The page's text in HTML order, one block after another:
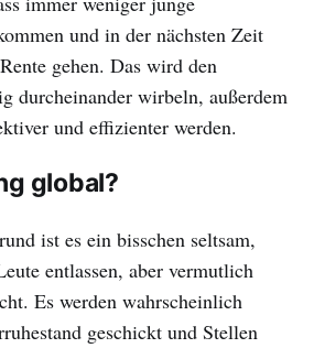
und in der nächsten Zeit
gehen. Das wird den
durcheinander wirbeln, außerdem
und effizienter werden.
global?
ist es ein bisschen seltsam,
entlassen, aber vermutlich
Es werden wahrscheinlich
geschickt und Stellen